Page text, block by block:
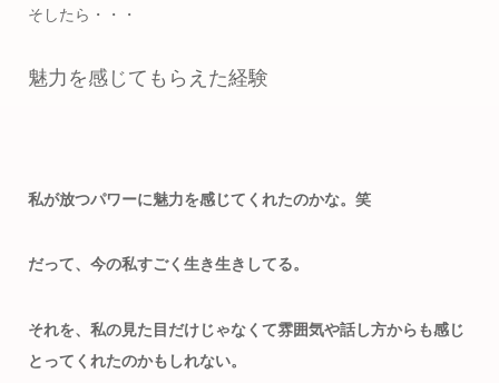
そしたら・・・
魅力を感じてもらえた経験
私が放つパワーに魅力を感じてくれたのかな。笑
だって、今の私すごく生き生きしてる。
それを、私の見た目だけじゃなくて雰囲気や話し方からも感じ
とってくれたのかもしれない。